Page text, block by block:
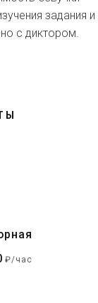
задания и
с диктором.
₽/час